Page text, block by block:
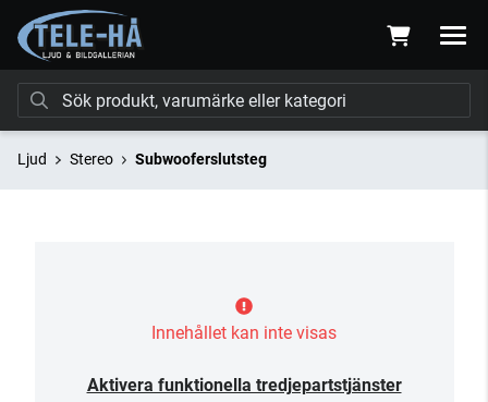
Ljud Stereo Subwooferslutsteg
Innehållet kan inte visas
Aktivera funktionella tredjepartstjänster